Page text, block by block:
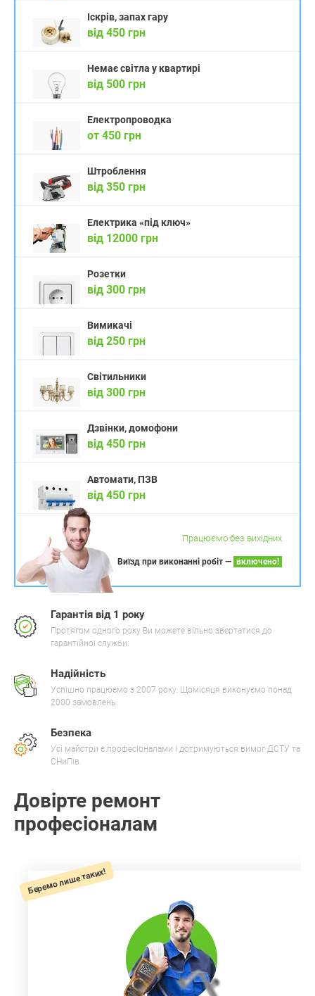
Іскрів, запах гару
від 450 грн
Немає світла у квартирі
від 500 грн
Електропроводка
от 450 грн
Штроблення
від 350 грн
Електрика «під ключ»
від 12000 грн
Розетки
від 300 грн
Вимикачі
від 250 грн
Світильники
від 300 грн
Дзвінки, домофони
від 450 грн
Автомати, ПЗВ
від 450 грн
Виїзд при виконанні робіт — включено!
Працюємо без вихідних
Гарантія від 1 року
Протягом одного року Ви можете вільно звертатися до
гарантійної служби.
Надійність
Успішно працюємо з 2007 року. Щомісяця виконуємо понад
2000 замовлень.
Безпека
Усі майстри є професіоналами і дотримуються вимог ДСТУ та
СНиПів.
Довірте ремонт
професіоналам
Беремо лише таких!